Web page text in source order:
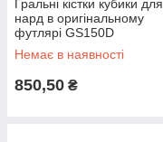
Гральні кістки кубики для
нард в оригінальному
футлярі GS150D
Немає в наявності
850,50 ₴